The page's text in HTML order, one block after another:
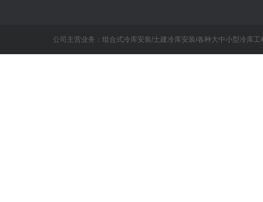
公司主营业务：组合式冷库安装/土建冷库安装/各种大中小型冷库